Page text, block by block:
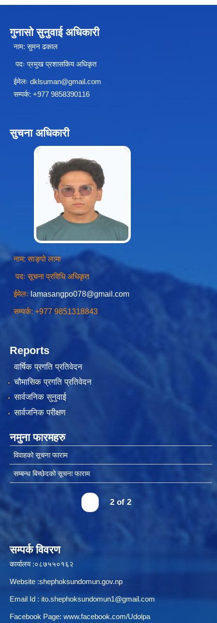
गुनासो सुनुवाई अधिकारी
नाम: सुमन ढकाल
पदः प्रमुख प्रशासकिय अधिकृत
ईमेलः dklsuman@gmail.com
सम्पर्क: +977 9858390116
सुचना अधिकारी
नाम: साङ्पो लामा
पदः सूचना प्रविधि अधिकृत
ईमेलः lamasangpo078@gmail.com
सम्पर्क: +977 9851318843
Reports
वार्षिक प्रगति प्रतिवेदन
चौमासिक प्रगति प्रतिवेदन
सार्वजनिक सुनुवाई
सार्वजनिक परीक्षण
नमुना फारमहरु
विवाहको सूचना फाराम
सम्बन्ध बिच्छेदको सूचना फाराम
2 of 2
सम्पर्क विवरण
कार्यालय :०८७५५०१६२
Website :shephoksundomun.gov.np
Email Id : ito.shephoksundomun1@gmail.com
Facebook Page: www.facebook.com/Udolpa